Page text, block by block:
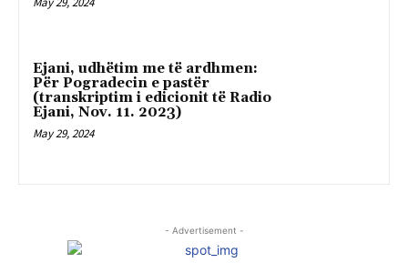
Ejani, udhëtim me të ardhmen:
Për Pogradecin e pastër
(transkriptim i edicionit të Radio
Ejani, Nov. 11. 2023)
May 29, 2024
- Advertisement -